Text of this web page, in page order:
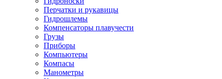
Перчатки и рукавицы
Гидрошлемы
Компенсаторы плавучести
Грузы
Приборы
Компьютеры
Компасы
Манометры